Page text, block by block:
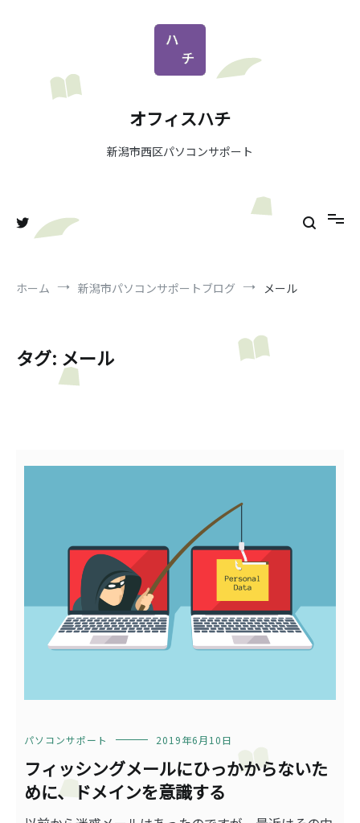
オフィスハチ
新潟市西区パソコンサポート
ホーム 新潟市パソコンサポートブログ メール
タグ: メール
パソコンサポート 2019年6月10日
フィッシングメールにひっかからないた
めに、ドメインを意識する